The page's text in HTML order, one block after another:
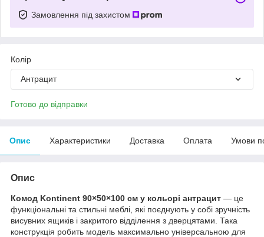
Замовлення під захистом
Колір
Антрацит
Готово до відправки
Опис Характеристики Доставка Оплата Умови
Опис
Комод Kontinent 90×50×100 см у кольорі антрацит — це
функціональні та стильні меблі, які поєднують у собі зручність
висувних ящиків і закритого відділення з дверцятами. Така
конструкція робить модель максимально універсальною для